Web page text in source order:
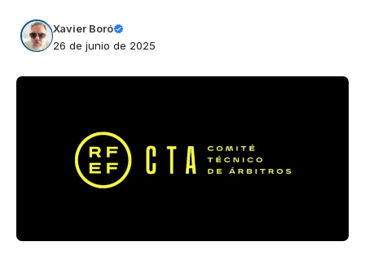
Xavier Boró
26 de junio de 2025